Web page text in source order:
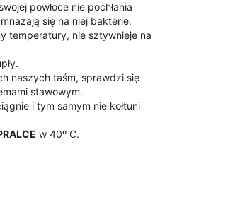
powłoce nie pochłania
się na niej bakterie.
temperatury, nie sztywnieje na
naszych taśm, sprawdzi się
stawowym.
i tym samym nie kołtuni
w 40º C.